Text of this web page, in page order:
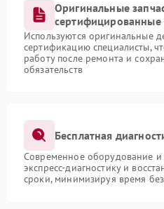
Оригинальные
сертифицированные
Используются оригинальные
сертификацию специалисты,
работу после ремонта и
обязательств
Бесплатная
Современное оборудование и
экспресс-диагностику и
сроки, минимизируя время без